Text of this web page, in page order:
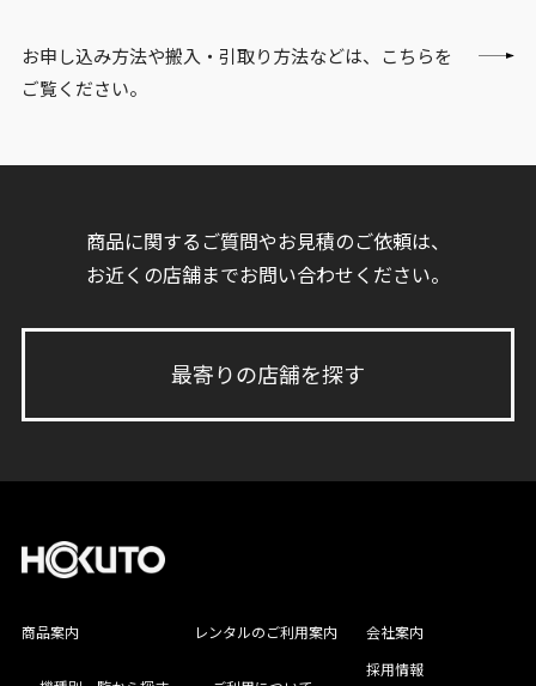
お申し込み方法や搬入・引取り方法などは、こちらを
ご覧ください。
商品に関するご質問やお見積のご依頼は、
お近くの店舗までお問い合わせください。
最寄りの店舗を探す
商品案内 レンタルのご利用案内 会社案内
採用情報